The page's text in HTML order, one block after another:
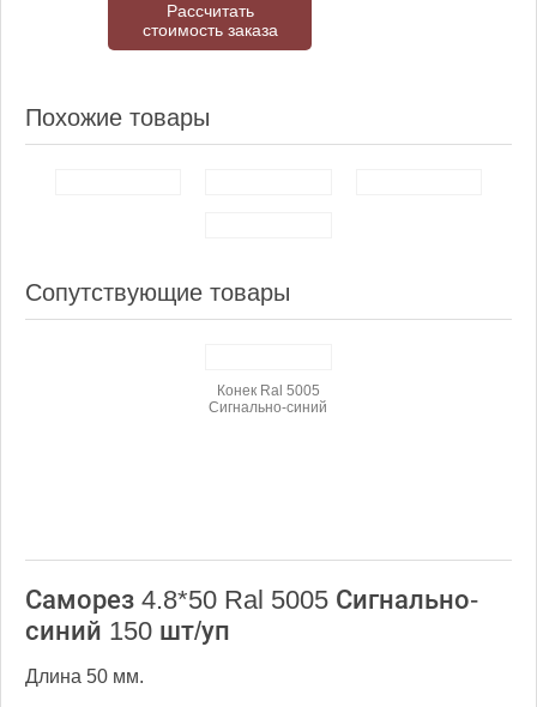
Рассчитать
стоимость заказа
Похожие товары
Сопутствующие товары
Конек Ral 5005
Сигнально-синий
Саморез 4.8*50 Ral 5005 Сигнально-
синий 150 шт/уп
Длина 50 мм.